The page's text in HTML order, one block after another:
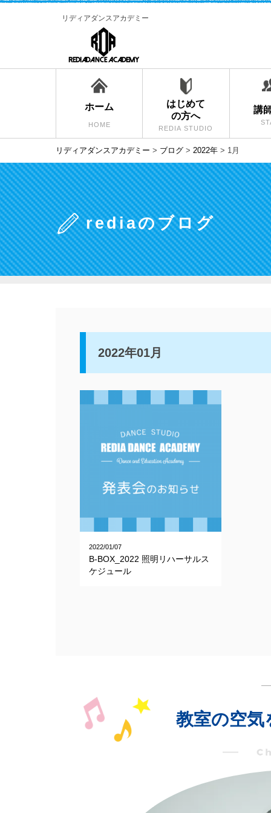
リディアダンスアカデミー
ホーム
HOME
はじめて
の方へ
REDIA STUDIO
講
リディアダンスアカデミー > ブログ > 2022年 > 1月
rediaのブログ
2022年01月
2022/01/07
B-BOX_2022 照明リハーサルス
ケジュール
教室の空